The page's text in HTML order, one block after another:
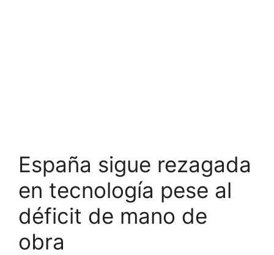
España sigue rezagada
en tecnología pese al
déficit de mano de
obra